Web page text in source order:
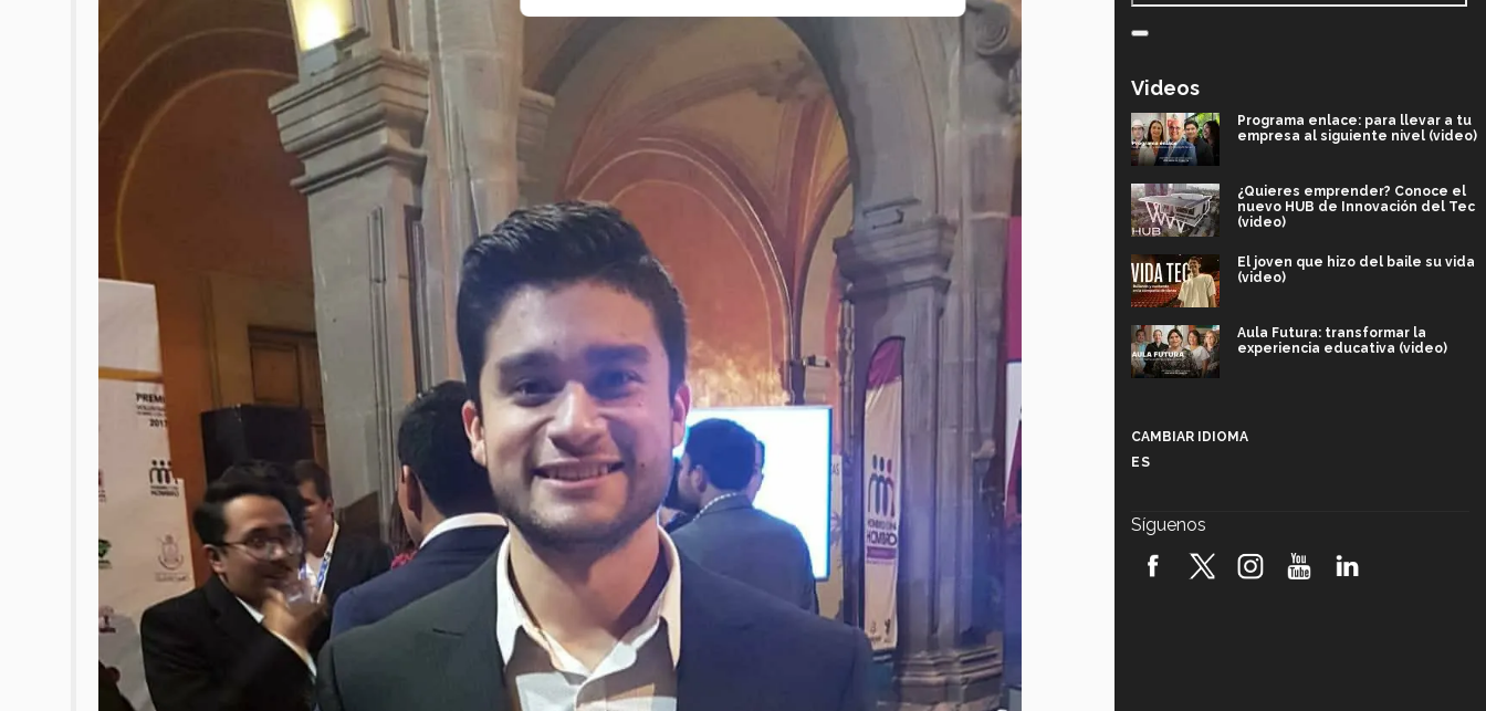
Videos
Programa enlace: para llevar a tu
empresa al siguiente nivel (video)
¿Quieres emprender? Conoce el
nuevo HUB de Innovación del Tec
(video)
El joven que hizo del baile su vida
(video)
Aula Futura: transformar la
experiencia educativa (video)
robótica FIRST 2026! (video)
CAMBIAR IDIOMA
ES
Síguenos